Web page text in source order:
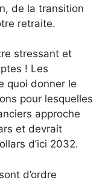
de la transition
retraite.
stressant et
! Les
quoi donner le
pour lesquelles
approche
et devrait
d’ici 2032.
d’ordre